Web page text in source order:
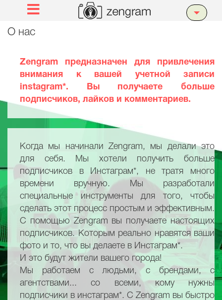
О нас
Zengram предназначен для привлечения
внимания к вашей учетной записи
instagram*. Вы получаете больше
подписчиков, лайков и комментариев.
Когда мы начинали Zengram, мы делали это
для себя. Мы хотели получить больше
подписчиков в Инстаграм*, не тратя много
времени вручную. Мы разработали
специальные инструменты для того, чтобы
сделать этот процесс простым и эффективным.
С помощью Zengram вы получаете настоящих
подписчиков. Которым реально нравятся ваши
фото и то, что вы делаете в Инстаграм*.
И это будут жители вашего города!
Мы работаем с людьми, с брендами, с
агентствами... со всеми, кому нужны
подписчики в инстаграм*. С Zengram вы быстро